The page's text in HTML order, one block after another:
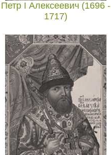
Петр I Алексеевич (1696 -
1717)